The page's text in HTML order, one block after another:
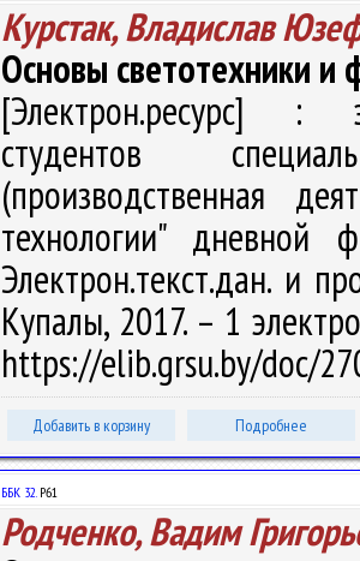
Курстак, Владислав
Основы светотехники и
[Электрон.ресурс] :
студентов
(производственная
технологии"
Электрон.текст.дан. и
Купалы, 2017. – 1
https://elib.grsu.by/doc/
Добавить в корзину Подробнее
ББК 32.Р61
Родченко, Вадим